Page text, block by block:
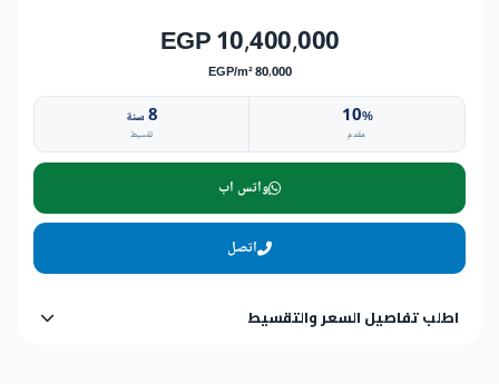
10,400,000 EGP
80,000 EGP/m²
10%
مقدم
8سنة
تقسيط
واتس اب
اتصل
اطلب تفاصيل السعر والتقسيط